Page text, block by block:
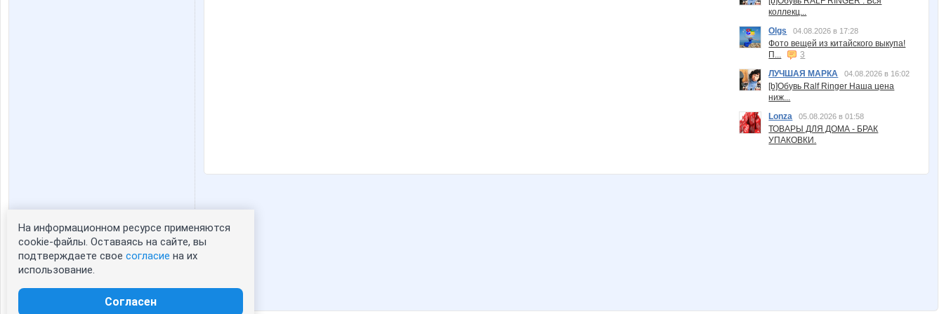
Статистика портрета:
сейчас просматривают портрет - 0
зарегистрированные пользователи
коллекц...
Olgs
04.08.2026 в 17:28
Фото вещей из китайского выкупа!
П...
3
ЛУЧШАЯ МАРКА
04.08.2026 в 16:02
[b]Обувь Ralf Ringer Наша цена
ниж...
Lonza
05.08.2026 в 01:58
ТОВАРЫ ДЛЯ ДОМА - БРАК
УПАКОВКИ.
На информационном ресурсе применяются
cookie-файлы. Оставаясь на сайте, вы
подтверждаете свое согласие на их
использование.
Согласен